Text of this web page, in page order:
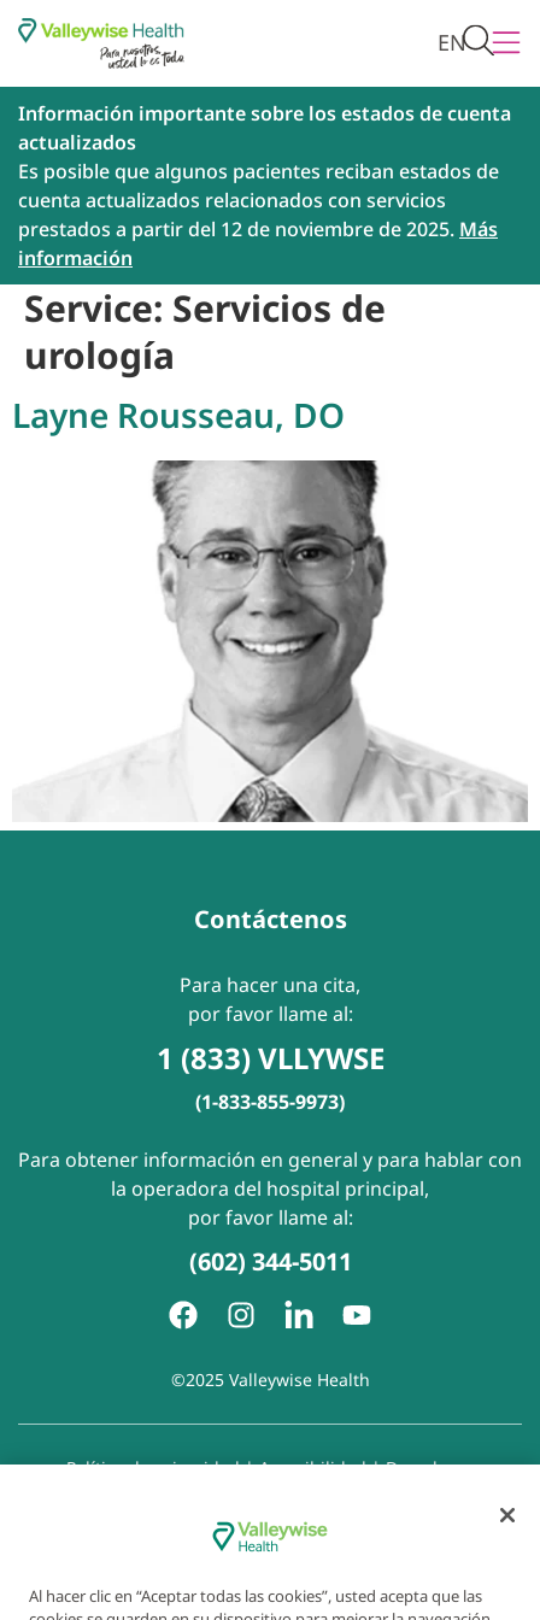
EN
Información importante sobre los estados de cuenta
actualizados
Es posible que algunos pacientes reciban estados de
cuenta actualizados relacionados con servicios
prestados a partir del 12 de noviembre de 2025. Más
información
Service: Servicios de
urología
Layne Rousseau, DO
Contáctenos
Para hacer una cita,
por favor llame al:
1 (833) VLLYWSE
(1-833-855-9973)
Para obtener información en general y para hablar con
la operadora del hospital principal,
por favor llame al:
(602) 344-5011
©2025 Valleywise Health
Política de privacidad|Accesibilidad|Derechos y
Aviso de Prohibición de la Discriminación
Exención de responsabilidad con respecto a sitios web
Al hacer clic en “Aceptar todas las cookies”, usted acepta que las